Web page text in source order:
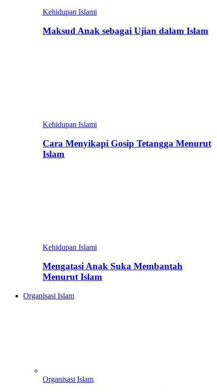
Kehidupan Islami
Maksud Anak sebagai Ujian dalam Islam
Kehidupan Islami
Cara Menyikapi Gosip Tetangga Menurut
Islam
Kehidupan Islami
Mengatasi Anak Suka Membantah
Menurut Islam
Organisasi Islam
Organisasi Islam